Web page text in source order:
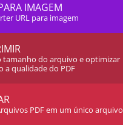
IMAGEM
URL para imagem
tamanho do arquivo e optimizar
a qualidade do PDF
PDF em um único arquivo